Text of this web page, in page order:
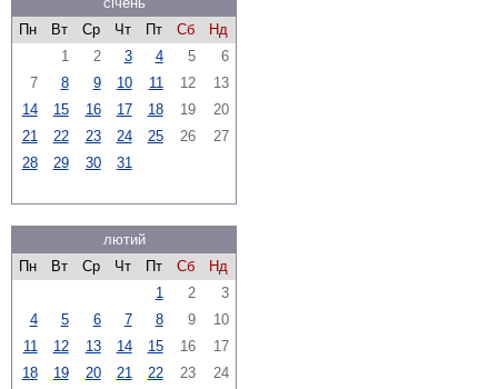
Пн
Вт Ср Чт Пт Сб
Нд
1
2 3 4 5
6
7
8 9 10 11 12
13
14
15 16 17 18 19
20
21
22 23 24 25 26
27
28
29 30 31
лютий
Пн
Вт Ср Чт Пт Сб
Нд
1
2
3
4
5 6 7 8 9
10
11
12 13 14 15 16
17
18
19 20 21 22 23 24